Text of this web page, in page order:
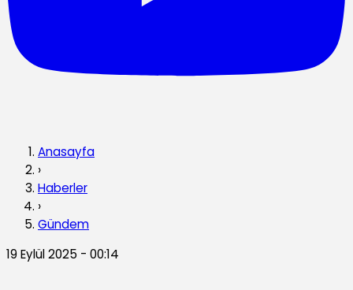
Anasayfa
›
Haberler
›
Gündem
19 Eylül 2025 - 00:14